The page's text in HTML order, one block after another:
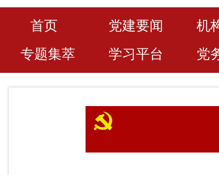
首页 党建要闻
机
专题集萃
学习平台 党